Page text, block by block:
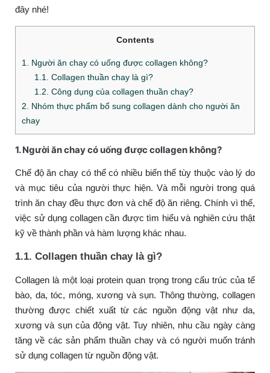
đây nhé!
Contents
1. Người ăn chay có uống được collagen không?
1.1. Collagen thuần chay là gì?
1.2. Công dụng của collagen thuần chay?
2. Nhóm thực phẩm bổ sung collagen dành cho người ăn
chay
1. Người ăn chay có uống được collagen không?
Chế độ ăn chay có thể có nhiều biến thể tùy thuộc vào lý do
và mục tiêu của người thực hiện. Và mỗi người trong quá
trình ăn chay đều thực đơn và chế độ ăn riêng. Chính vì thế,
việc sử dụng collagen cần được tìm hiểu và nghiên cứu thật
kỹ về thành phần và hàm lượng khác nhau.
1.1. Collagen thuần chay là gì?
Collagen là một loại protein quan trọng trong cấu trúc của tế
bào, da, tóc, móng, xương và sụn. Thông thường, collagen
thường được chiết xuất từ các nguồn động vật như da,
xương và sụn của động vật. Tuy nhiên, nhu cầu ngày càng
tăng về các sản phẩm thuần chay và có người muốn tránh
sử dụng collagen từ nguồn động vật.